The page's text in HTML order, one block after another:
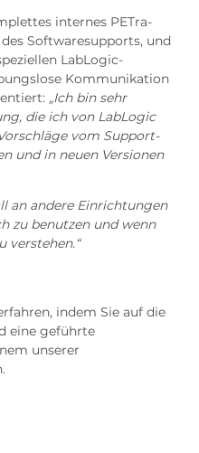
internes PETra-
Softwaresupports, und
LabLogic-
Kommunikation
„Ich bin sehr
die ich von LabLogic
vom Support-
und in neuen Versionen
an andere Einrichtungen
zu benutzen und wenn
verstehen.“
indem Sie auf die
eine geführte
unserer